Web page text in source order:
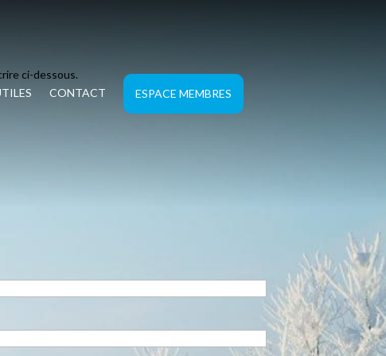
CONTACT ESPACE MEMBRES
ci-dessous.